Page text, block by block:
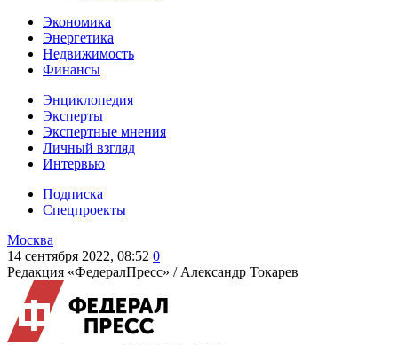
Экономика
Энергетика
Недвижимость
Финансы
Энциклопедия
Эксперты
Экспертные мнения
Личный взгляд
Интервью
Подписка
Спецпроекты
Москва
14 сентября 2022, 08:52 0
Редакция «ФедералПресс» / Александр Токарев